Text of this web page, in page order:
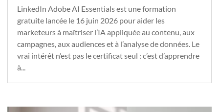
LinkedIn Adobe AI Essentials est une formation
gratuite lancée le 16 juin 2026 pour aider les
marketeurs à maîtriser l’IA appliquée au contenu, aux
campagnes, aux audiences et à l’analyse de données. Le
vrai intérêt n’est pas le certificat seul : c’est d’apprendre
à...